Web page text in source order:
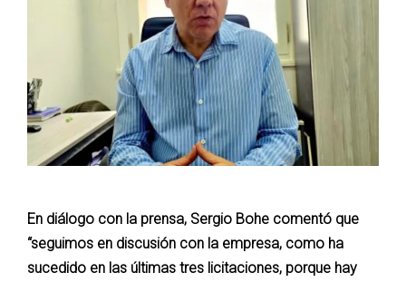
En diálogo con la prensa, Sergio Bohe comentó que
“seguimos en discusión con la empresa, como ha
sucedido en las últimas tres licitaciones, porque hay